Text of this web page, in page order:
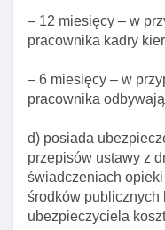
– 12 miesięcy – w
pracownika kadry
– 6 miesięcy – w
pracownika
d) posiada
przepisów ustawy z
świadczeniach
środków publicznych
ubezpieczyciela
Art. 118.
na pobyt czasowy
Art. 120. Zmiana
Art. 120a.
czasowy I pracę
Art. 120b.
formularza
czasowy I pracę